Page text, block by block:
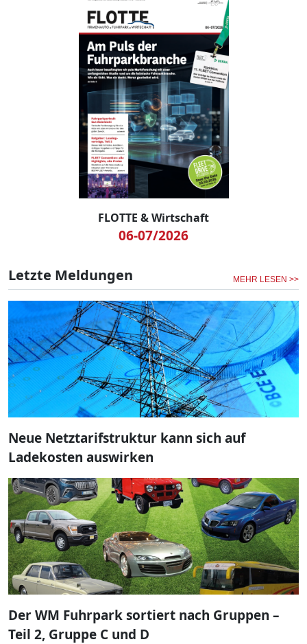
FLOTTE & Wirtschaft
06-07/2026
Letzte Meldungen MEHR LESEN >>
Neue Netztarifstruktur kann sich auf
Ladekosten auswirken
Der WM Fuhrpark sortiert nach Gruppen –
Teil 2, Gruppe C und D